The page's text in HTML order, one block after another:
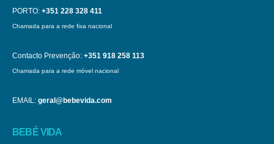
PORTO: +351 228 328 411
Chamada para a rede fixa nacional
Contacto Prevenção: +351 918 258 113
Chamada para a rede móvel nacional
EMAIL: geral@bebevida.com
BEBÉ VIDA